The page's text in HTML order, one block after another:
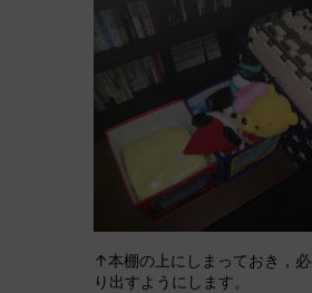
↑本棚の上にしまっておき，
り出すようにします。